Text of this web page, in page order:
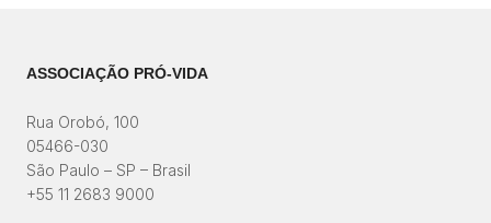
ASSOCIAÇÃO PRÓ-VIDA
Rua Orobó, 100
05466-030
São Paulo – SP – Brasil
+55 11 2683 9000